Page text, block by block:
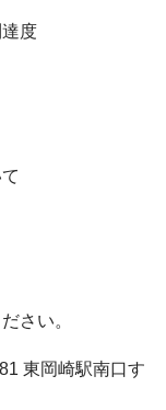
度
さい。
東岡崎駅南口す